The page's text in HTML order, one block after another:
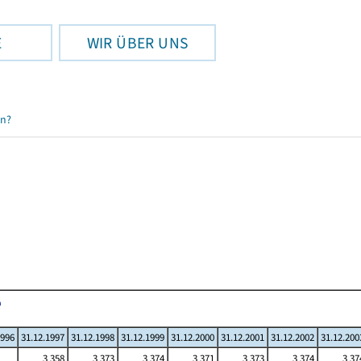
WIR ÜBER UNS
31.12.1997 31.12.1998 31.12.1999 31.12.2000 31.12.2001 31.12.2002